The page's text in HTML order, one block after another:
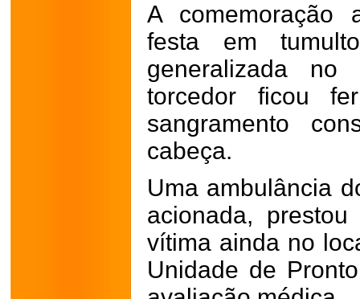
A comemoração
festa em
generalizada
torcedor ficou
sangramento
cabeça.
Uma ambulância
acionada,
vítima ainda no
Unidade de